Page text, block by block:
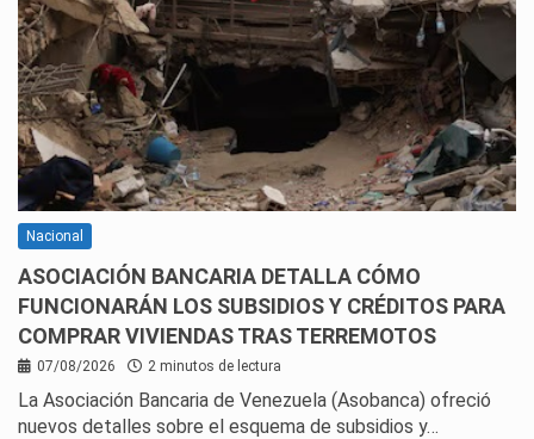
Nacional
ASOCIACIÓN BANCARIA DETALLA CÓMO
FUNCIONARÁN LOS SUBSIDIOS Y CRÉDITOS PARA
COMPRAR VIVIENDAS TRAS TERREMOTOS
07/08/2026 2 minutos de lectura
La Asociación Bancaria de Venezuela (Asobanca) ofreció
nuevos detalles sobre el esquema de subsidios y…